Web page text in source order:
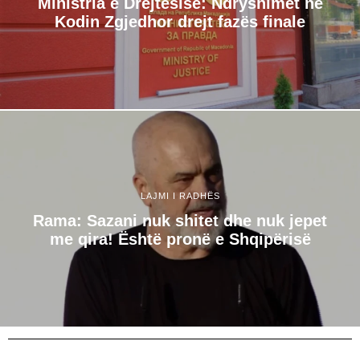
Kodin Zgjedhor drejt fazës finale
LAJMI I RADHËS
Rama: Sazani nuk shitet dhe nuk jepet
me qira! Është pronë e Shqipërisë